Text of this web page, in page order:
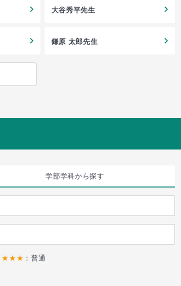
大谷秀平先生
鎌原 太郎先生
学部学科から探す
★★★ ：普通